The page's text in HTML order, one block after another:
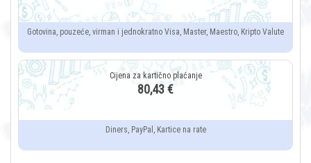
Gotovina, pouzeće, virman i jednokratno Visa, Master, Maestro, Kripto Valute
80,43 €
Diners, PayPal, Kartice na rate